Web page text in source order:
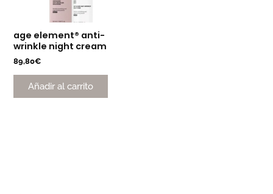
age element® anti-
wrinkle night cream
89,80€
Añadir al carrito